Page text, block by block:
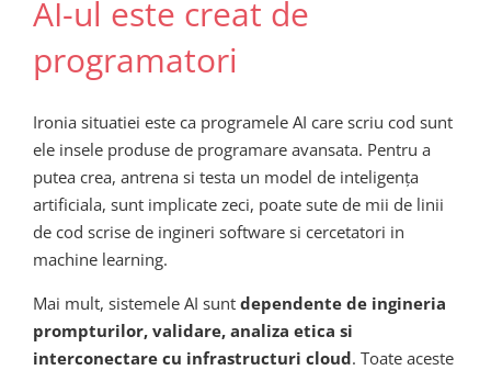
AI-ul este creat de
programatori
Ironia situatiei este ca programele AI care scriu cod sunt
ele insele produse de programare avansata. Pentru a
putea crea, antrena si testa un model de inteligența
artificiala, sunt implicate zeci, poate sute de mii de linii
de cod scrise de ingineri software si cercetatori in
machine learning.
Mai mult, sistemele AI sunt dependente de ingineria
prompturilor, validare, analiza etica si
interconectare cu infrastructuri cloud. Toate aceste